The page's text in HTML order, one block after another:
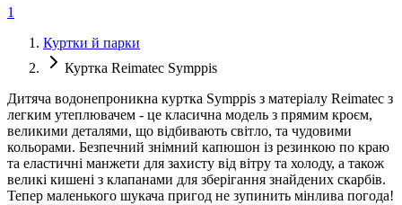
1
Куртки й парки
Куртка Reimatec Symppis
Дитяча водонепроникна куртка Symppis з матеріалу Reimatec з
легким утеплювачем - це класична модель з прямим кроєм,
великими деталями, що відбивають світло, та чудовими
кольорами. Безпечний знімний капюшон із резинкою по краю
та еластичні манжети для захисту від вітру та холоду, а також
великі кишені з клапанами для зберігання знайдених скарбів.
Тепер маленького шукача пригод не зупинить мінлива погода!